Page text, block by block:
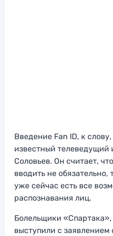
Введение Fan ID, к
известный
Соловьев. Он считает,
вводить не обязательно,
уже сейчас есть все
распознавания лиц.
Болельщики
выступили с заявлением